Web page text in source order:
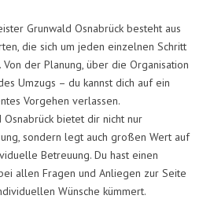
Grunwald Osnabrück besteht aus
die sich um jeden einzelnen Schritt
der Planung, über die Organisation
Umzugs – du kannst dich auf ein
Vorgehen verlassen.
bietet dir nicht nur
sondern legt auch großen Wert auf
Betreuung. Du hast einen
allen Fragen und Anliegen zur Seite
Wünsche kümmert.